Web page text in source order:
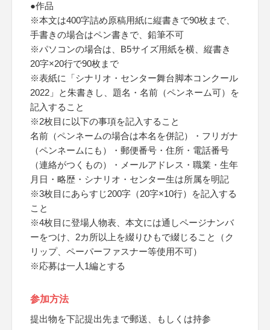
●作品
※本文は400字詰め原稿用紙に縦書きで90枚まで、
手書きの場合はペン書きで、鉛筆不可
※パソコンの場合は、B5サイズ用紙を横、縦書き
20字×20行で90枚まで
※表紙に「シナリオ・センター舞台脚本コンクール
2022」と朱書きし、題名・名前（ペンネーム可）を
記入すること
※2枚目に以下の事項を記入すること
名前（ペンネームの場合は本名を併記）・フリガナ
（ペンネームにも）・郵便番号・住所・電話番号
（連絡がつくもの）・メールアドレス・職業・生年
月日・略歴・シナリオ・センター生は所属を明記
※3枚目にあらすじ200字（20字×10行）を記入する
こと
※4枚目に登場人物表、本文には通しページナンバ
ーをつけ、2カ所以上を綴りひもで綴じること（ク
リップ、ペーパーファスナー等使用不可）
※応募は一人1編とする
参加方法
提出物を下記提出先まで郵送、もしくは持参